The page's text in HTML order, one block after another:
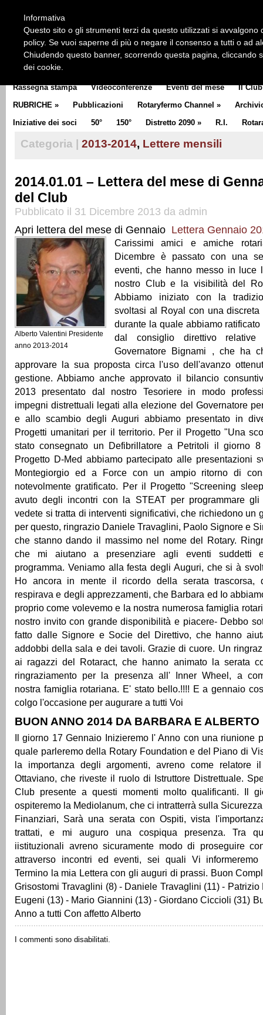
CLUB COMMUNICATOR
Rassegna stampa Videoconferenze Eventi del mese Il Club
RUBRICHE » Pubblicazioni Rotaryfermo Channel »
Iniziative dei soci
50° 150° Distretto 2090 » R.I.
Categoria | 2013-2014, Lettere mensili
2014.01.01 – Lettera del mese di
del Club
Pubblicato il 31 Dicembre 2013 da admin
Apri lettera del mese di Gennaio Lettera Gennaio
Alberto Valentini Presidente
anno 2013-2014
Carissimi amici e amiche
Dicembre è passato con una
eventi, che hanno messo in luce
nostro Club e la visibilità del
Abbiamo iniziato con la
svoltasi al Royal con una
durante la quale abbiamo
dal consiglio direttivo
Governatore Bignami , che ha
approvare la sua proposta circa l'uso dell'avanzo
gestione. Abbiamo anche approvato il bilancio
2013 presentato dal nostro Tesoriere in modo
impegni distrettuali legati alla elezione del Governatore
e allo scambio degli Auguri abbiamo presentato in
Progetti umanitari per il territorio. Per il Progetto "Una
stato consegnato un Defibrillatore a Petritoli il giorno
Progetto D-Med abbiamo partecipato alle presentazioni
Montegiorgio ed a Force con un ampio ritorno di
notevolmente gratificato. Per il Progetto "Screening
avuto degli incontri con la STEAT per programmare gli
vedete si tratta di interventi significativi, che richiedono un
per questo, ringrazio Daniele Travaglini, Paolo Signore e
che stanno dando il massimo nel nome del Rotary.
che mi aiutano a presenziare agli eventi suddetti
programma. Veniamo alla festa degli Auguri, che si à
Ho ancora in mente il ricordo della serata trascorsa,
respirava e degli apprezzamenti, che Barbara ed Io
proprio come volevemo e la nostra numerosa famiglia
nostro invito con grande disponibilità e piacere- Debbo
fatto dalle Signore e Socie del Direttivo, che hanno
addobbi della sala e dei tavoli. Grazie di cuore. Un
ai ragazzi del Rotaract, che hanno animato la serata
ringraziamento per la presenza all' Inner Wheel, a
nostra famiglia rotariana. E' stato bello.!!!! E a gennaio
colgo l'occasione per augurare a tutti Voi
BUON ANNO 2014 DA BARBARA E ALBERTO
Il giorno 17 Gennaio Inizieremo l' Anno con una riunione
quale parleremo della Rotary Foundation e del Piano di
la importanza degli argomenti, avreno come relatore
Ottaviano, che riveste il ruolo di Istruttore Distrettuale.
Club presente a questi momenti molto qualificanti. Il
ospiteremo la Mediolanum, che ci intratterrà sulla
Finanziari, Sarà una serata con Ospiti, vista
trattati, e mi auguro una cospiqua presenza. Tra
iistituzionali avreno sicuramente modo di proseguire
attraverso incontri ed eventi, sei quali Vi informeremo
Termino la mia Lettera con gli auguri di prassi. Buon
Grisostomi Travaglini (8) - Daniele Travaglini (11) -
Eugeni (13) - Mario Giannini (13) - Giordano Ciccioli (31)
Anno a tutti Con affetto Alberto
I commenti sono disabilitati.
Informativa
Questo sito o gli strumenti terzi da questo utilizzati si
policy. Se vuoi saperne di più o negare il consenso a tutti o ad
Chiudendo questo banner, scorrendo questa pagina, cliccando
dei cookie.